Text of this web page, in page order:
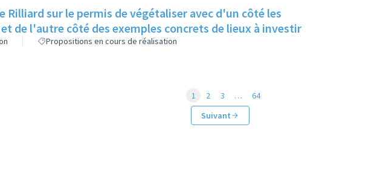
Rilliard sur le permis de végétaliser avec d'un côté les
de l'autre côté des exemples concrets de lieux à investir
Propositions en cours de réalisation
1 2 3 …
64
Suivant